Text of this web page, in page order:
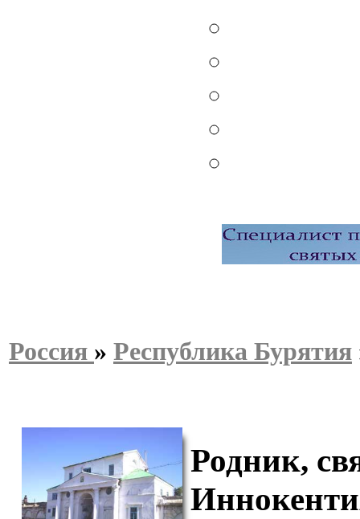
Россия » Республика Бурятия
Родник,